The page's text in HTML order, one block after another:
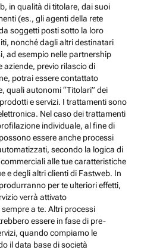
in qualità di titolare, dai suoi
(es., gli agenti della rete
soggetti posti sotto la loro
nonché dagli altri destinatari
ad esempio nelle partnership
aziende, previo rilascio di
potrai essere contattato
quali autonomi “Titolari” dei
e servizi. I trattamenti sono
Nel caso dei trattamenti
individuale, al fine di
essere anche processi
secondo la logica di
alle tue caratteristiche
e degli altri clienti di Fastweb. In
per te ulteriori effetti,
verrà attivato
a te. Altri processi
essere in fase di pre-
quando compiamo le
il data base di società